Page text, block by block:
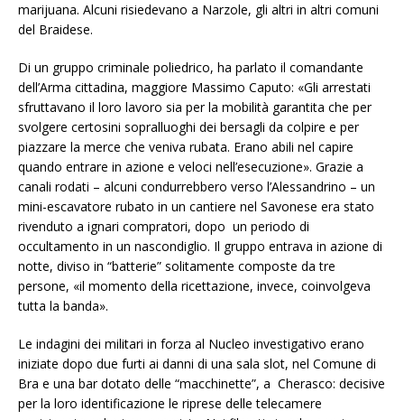
marijuana. Alcuni risiedevano a Narzole, gli altri in altri comuni
del Braidese.
Di un gruppo criminale poliedrico, ha parlato il comandante
dell’Arma cittadina, maggiore Massimo Caputo: «Gli arrestati
sfruttavano il loro lavoro sia per la mobilità garantita che per
svolgere certosini sopralluoghi dei bersagli da colpire e per
piazzare la merce che veniva rubata. Erano abili nel capire
quando entrare in azione e veloci nell’esecuzione». Grazie a
canali rodati – alcuni condurrebbero verso l’Alessandrino – un
mini-escavatore rubato in un cantiere nel Savonese era stato
rivenduto a ignari compratori, dopo un periodo di
occultamento in un nascondiglio. Il gruppo entrava in azione di
notte, diviso in “batterie” solitamente composte da tre
persone, «il momento della ricettazione, invece, coinvolgeva
tutta la banda».
Le indagini dei militari in forza al Nucleo investigativo erano
iniziate dopo due furti ai danni di una sala slot, nel Comune di
Bra e una bar dotato delle “macchinette”, a Cherasco: decisive
per la loro identificazione le riprese delle telecamere